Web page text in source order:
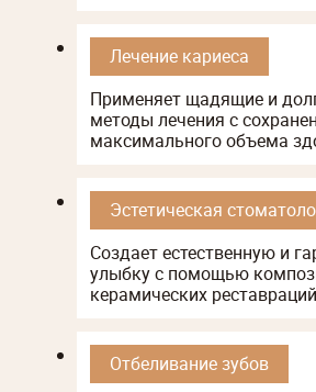
Лечение кариеса
Применяет щадящие и
методы лечения с
максимального объема
Эстетическая
Создает естественную и
улыбку с помощью
керамических
Отбеливание зубов